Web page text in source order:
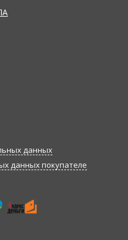
данных
данных покупателе